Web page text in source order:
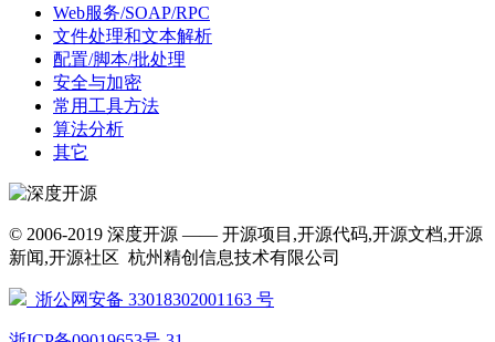
Web服务/SOAP/RPC
文件处理和文本解析
配置/脚本/批处理
安全与加密
常用工具方法
算法分析
其它
© 2006-2019 深度开源 —— 开源项目,开源代码,开源文档,开源
新闻,开源社区 杭州精创信息技术有限公司
浙公网安备 33018302001163 号